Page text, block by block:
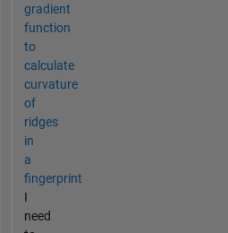
gradient
function
to
calculate
curvature
of
ridges
in
a
fingerprint
I
need